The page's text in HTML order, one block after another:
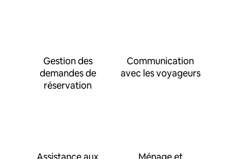
Gestion des
demandes de
réservation
Communication
avec les voyageurs